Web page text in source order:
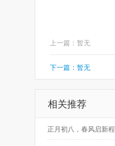
上一篇：暂无
下一篇：暂无
相关推荐
正月初八，春风启新